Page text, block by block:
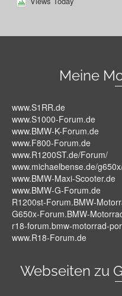
Meine
www.S1RR.de
www.S1000-Forum.de
www.BMW-K-Forum.de
www.F800-Forum.de
www.R1200ST.de/Forum/
www.michaelbense.de/
www.BMW-Maxi-Scooter.de
www.BMW-G-Forum.de
R1200st-Forum.BMW-
G650x-Forum.BMW-
r18-forum.bmw-motorrad-
www.R18-Forum.de
Webseiten zu